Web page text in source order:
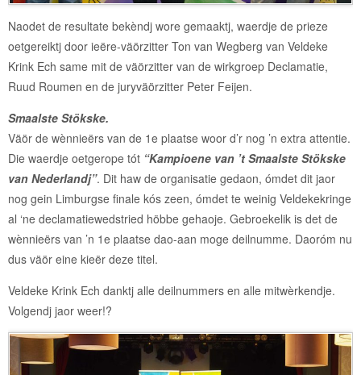
Naodet de resultate bekèndj wore gemaaktj, waerdje de prieze
oetgereiktj door ieëre-väörzitter Ton van Wegberg van Veldeke
Krink Ech same mit de väörzitter van de wirkgroep Declamatie,
Ruud Roumen en de juryväörzitter Peter Feijen.
Smaalste Stökske.
Väör de wènnieërs van de 1e plaatse woor d’r nog ’n extra attentie.
Die waerdje oetgerope tót “Kampioene van ’t Smaalste Stökske
van Nederlandj”. Dit haw de organisatie gedaon, ómdet dit jaor
nog gein Limburgse finale kós zeen, ómdet te weinig Veldekekringe
al ‘ne declamatiewedstried höbbe gehaoje. Gebroekelik is det de
wènnieërs van ’n 1e plaatse dao-aan moge deilnumme. Daoróm nu
dus väör eine kieër deze titel.
Veldeke Krink Ech danktj alle deilnummers en alle mitwèrkendje.
Volgendj jaor weer!?